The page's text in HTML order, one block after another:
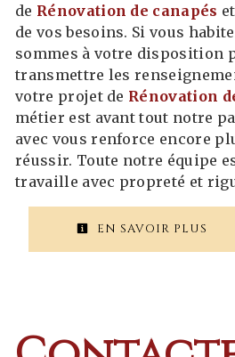
de Rénovation de canapés
de vos besoins. Si vous
sommes à votre disposition
transmettre les
votre projet de Rénovation
métier est avant tout notre
avec vous renforce encore
réussir. Toute notre équipe
travaille avec propreté et
EN SAVOIR PLUS